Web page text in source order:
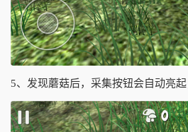
5、发现蘑菇后，采集按钮会自动亮起